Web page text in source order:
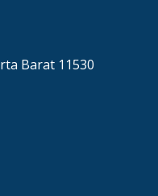
Barat 11530